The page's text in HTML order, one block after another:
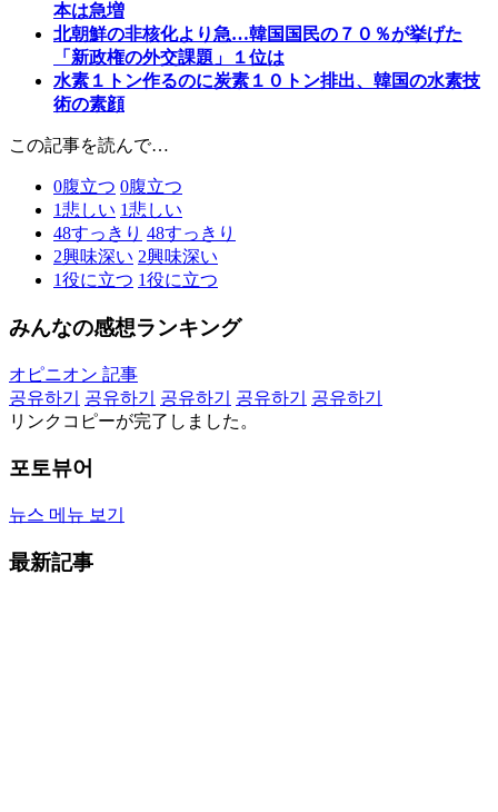
本は急増
北朝鮮の非核化より急…韓国国民の７０％が挙げた
「新政権の外交課題」１位は
水素１トン作るのに炭素１０トン排出、韓国の水素技
術の素顔
この記事を読んで…
0腹立つ 0腹立つ
1悲しい 1悲しい
48すっきり 48すっきり
2興味深い 2興味深い
1役に立つ 1役に立つ
みんなの感想ランキング
オピニオン 記事
공유하기
공유하기 공유하기 공유하기
공유하기
リンクコピーが完了しました。
포토뷰어
뉴스 메뉴 보기
最新記事